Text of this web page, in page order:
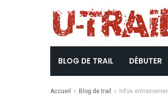
BLOG DE TRAIL DÉBUTER
Accueil Blog de trail Infos